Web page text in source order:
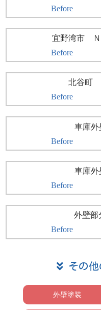
Before
宜野湾市
Before
北谷町
Before
車庫
Before
車庫
Before
外壁
Before
その
外壁塗装